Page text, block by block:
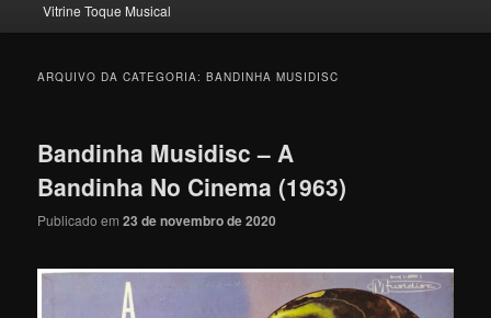
Vitrine Toque Musical
ARQUIVO DA CATEGORIA:BANDINHA MUSIDISC
Bandinha Musidisc – A
Bandinha No Cinema (1963)
Publicado em23 de novembro de 2020